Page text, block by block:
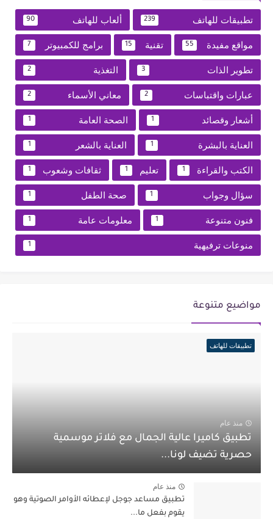
تطبيقات للهاتف 239 ألعاب للهاتف 90
مواقع مفيدة 55 تقنية 15 برامج للكمبيوتر 7
تطوير الذات 3 التغذية 2
عبارات واقتباسات 2 معاني الأسماء 2
أشعار وقصائد 1 الصحة العامة 1
العناية بالبشرة 1 العناية بالشعر 1
الكتب والقراءة 1 تعليم 1 ثقافات وشعوب 1
سؤال وجواب 1 صحة الطفل 1
فنون متنوعة 1 معلومات عامة 1
منوعات ترفيهية 1
مواضيع متنوعة
تطبيقات للهاتف
منذ عام
تطبيق كاميرا عالية الجمال مع فلاتر موسمية
حصرية تضيف لونا...
منذ عام
تطبيق مساعد جوجل لإعطائه الأوامر الصوتية وهو
يقوم بفعل ما...